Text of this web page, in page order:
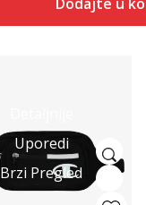
Uporedi
Brzi Pregled